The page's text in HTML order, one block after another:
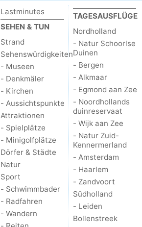
Lastminutes
SEHEN & TUN
Strand
Sehenswürdigkeiten
- Museen
- Denkmäler
- Kirchen
- Aussichtspunkte
Attraktionen
- Spielplätze
- Minigolfplätze
Dörfer & Städte
Natur
Sport
- Schwimmbader
- Radfahren
- Wandern
TAGESAUSFLÜGE
Nordholland
- Natur Schoorlse
Duinen
- Bergen
- Alkmaar
- Egmond aan Zee
- Noordhollands
duinreservaat
- Wijk aan Zee
- Natur Zuid-
Kennermerland
- Amsterdam
- Haarlem
- Zandvoort
Südholland
- Leiden
Bollenstreek